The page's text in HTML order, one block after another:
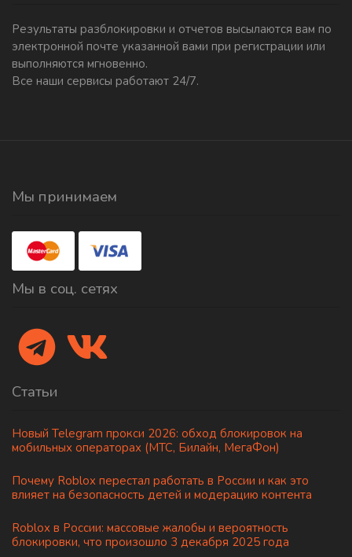
Результаты разблокировки и отчетов высылаются вам по
электронной почте указанной вами при регистрации или
выполняются мгновенно.
Все наши сервисы работают 24/7.
Мы принимаем
Мы в соц. сетях
Статьи
Новый Telegram прокси 2026: обход блокировок на
мобильных операторах (МТС, Билайн, МегаФон)
Почему Roblox перестал работать в России и как это
влияет на безопасность детей и модерацию контента
Roblox в России: массовые жалобы и вероятность
блокировки, что произошло 3 декабря 2025 года